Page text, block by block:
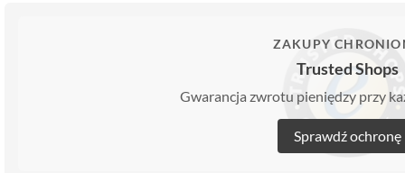
ZAKUPY
Trusted Shops
Gwarancja zwrotu pieniędzy przy
Sprawdź ochronę